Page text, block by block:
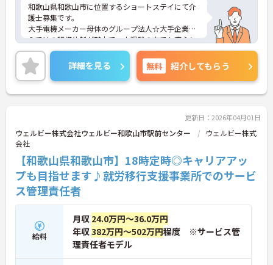
和歌山県和歌山市に位置するショートステイにて介
護士募集です。
大手電機メーカー母体のグループ法人☆大手企業な
らではの研修体制が魅力で、未経験の方でも安心し
てチャレンジできる環境です。
また、年間休日114日とお休みも多め、メリハリを
つけてはたらくことができます。
ご興味のある方には、面接対策ポイントなど、さら
に詳細をお話いたしますので、お気軽にご相談くだ
詳細を見る 無料 紹介してもらう
更新日：2026年04月01日
ウェルビー株式会社ウェルビー和歌山市駅前センター
ウェルビー株式
会社
【和歌山県和歌山市】18時定時◎キャリアアッ
プも目指せます♪就労移行支援事業所でのサービ
ス管理責任者
給料
月収 24.0万円～36.0万円
年収382万円～502万円程度 ※サービス管
理責任者モデル